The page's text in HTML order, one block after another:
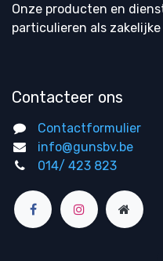
Onze producten en
particulieren als
Contacteer ons
Contactformulier
info@gunsbv.be
014/ 423 823